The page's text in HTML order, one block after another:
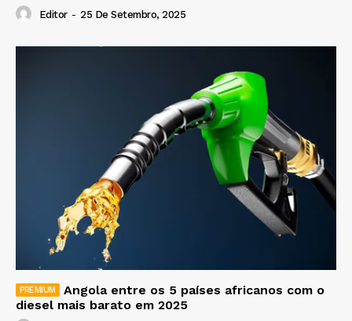
Editor - 25 De Setembro, 2025
Angola entre os 5 países africanos com o
diesel mais barato em 2025